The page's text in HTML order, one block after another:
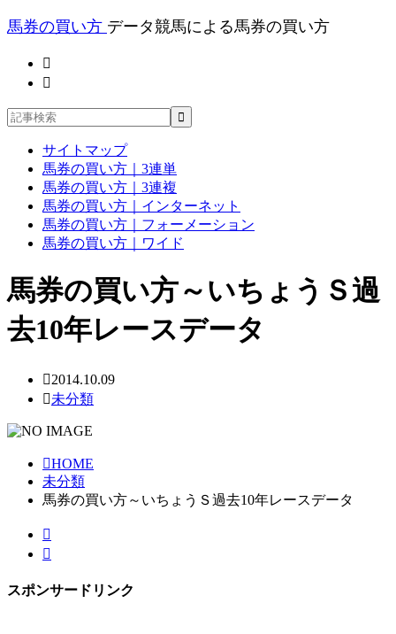
馬券の買い方 データ競馬による馬券の買い方
サイトマップ
馬券の買い方｜3連単
馬券の買い方｜3連複
馬券の買い方｜インターネット
馬券の買い方｜フォーメーション
馬券の買い方｜ワイド
馬券の買い方～いちょうＳ過
去10年レースデータ
2014.10.09
未分類
HOME
未分類
馬券の買い方～いちょうＳ過去10年レースデータ
スポンサードリンク